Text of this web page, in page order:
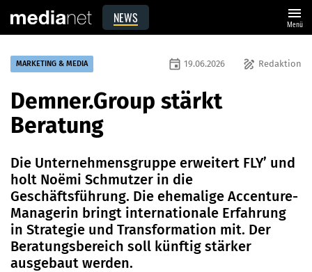
NEWS menu
Menü
MARKETING & MEDIA draw Redaktion
event 19.06.2026
Demner.Group stärkt
Beratung
Die Unternehmensgruppe erweitert FLY’ und
holt Noëmi Schmutzer in die
Geschäftsführung. Die ehemalige Accenture-
Managerin bringt internationale Erfahrung
in Strategie und Transformation mit. Der
Beratungsbereich soll künftig stärker
ausgebaut werden.